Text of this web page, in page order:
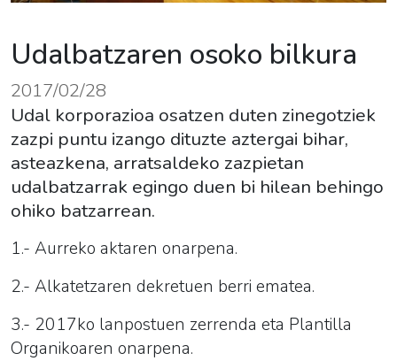
Udalbatzaren osoko bilkura
2017/02/28
Udal korporazioa osatzen duten zinegotziek
zazpi puntu izango dituzte aztergai bihar,
asteazkena, arratsaldeko zazpietan
udalbatzarrak egingo duen bi hilean behingo
ohiko batzarrean.
1.- Aurreko aktaren onarpena.
2.- Alkatetzaren dekretuen berri ematea.
3.- 2017ko lanpostuen zerrenda eta Plantilla
Organikoaren onarpena.